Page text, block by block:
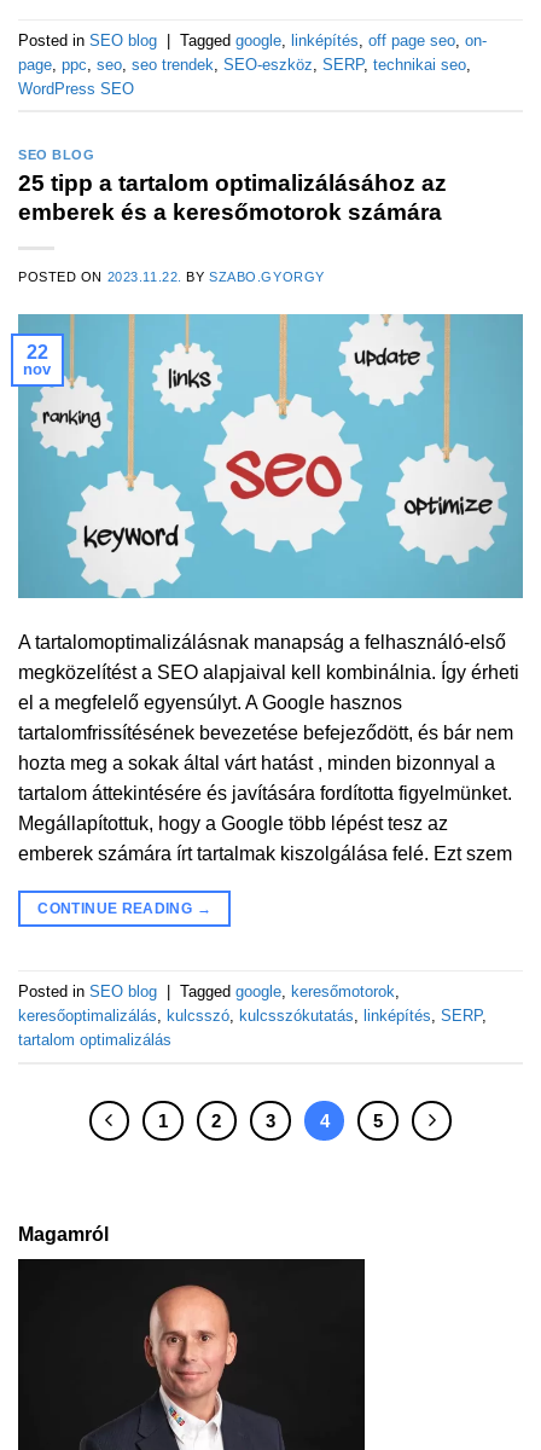
Posted in SEO blog | Tagged google linképítés off page seo on-
page ppc seo seo trendek SEO-eszköz SERP, technikai seo
WordPress SEO
SEO BLOG
25 tipp a tartalom optimalizálásához az
emberek és a keresőmotorok számára
POSTED ON 2023.11.22. BYSZABO.GYORGY
22
nov
A tartalomoptimalizálásnak manapság a felhasználó-első
megközelítést a SEO alapjaival kell kombinálnia. Így érheti
el a megfelelő egyensúlyt. A Google hasznos
tartalomfrissítésének bevezetése befejeződött, és bár nem
hozta meg a sokak által várt hatást , minden bizonnyal a
tartalom áttekintésére és javítására fordította figyelmünket.
Megállapítottuk, hogy a Google több lépést tesz az
emberek számára írt tartalmak kiszolgálása felé. Ezt szem
CONTINUE READING →
Posted in SEO blog Tagged google keresőmotorok
keresőoptimalizálás
kulcsszó kulcsszókutatás linképítés SERP,
tartalom optimalizálás
1 2 3 4 5
Magamról